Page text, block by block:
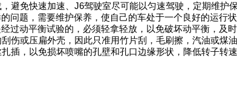
避免快速加速、J6驾驶室尽可能以匀速驾驶，定期维
问题，需要维护保养，使自己的车处于一个良好的运
过动平衡试验的，必须轻拿轻放，以免破坏动平衡，及
伤或压扁外壳，因此只准用竹片刮，毛刷擦，汽油或
插，以免损坏喷嘴的孔壁和孔口边缘形状，降低转子转